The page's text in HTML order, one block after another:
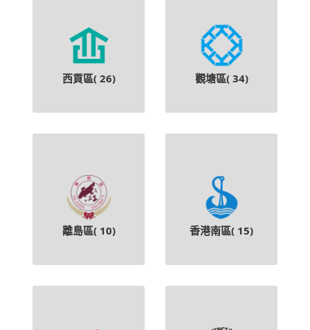
西貢區( 26) 觀塘區( 34)
離島區( 10) 香港南區( 15)